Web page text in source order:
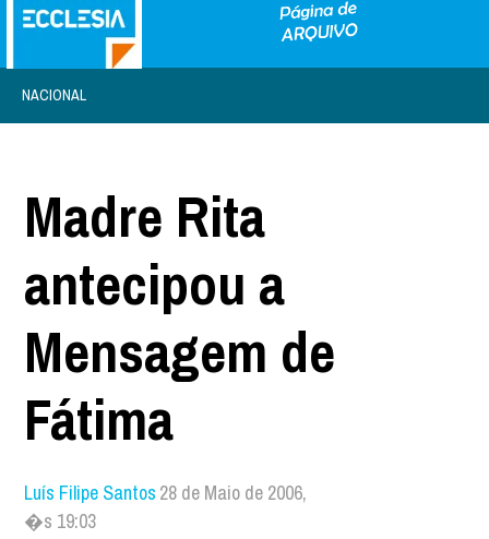
NACIONAL
Madre Rita
antecipou a
Mensagem de
Fátima
Luís Filipe Santos 28 de Maio de 2006,
�s 19:03